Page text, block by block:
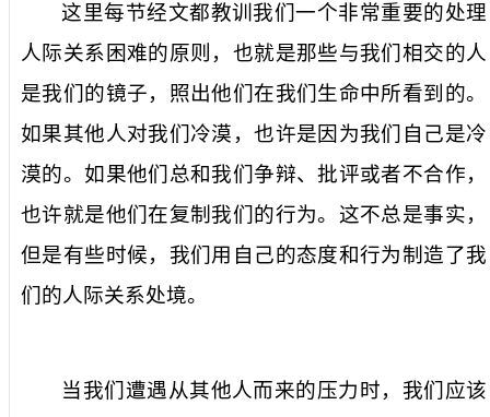
这里每节经文都教训我们一个非常重要的处理
人际关系困难的原则，也就是那些与我们相交的人
是我们的镜子，照出他们在我们生命中所看到的。
如果其他人对我们冷漠，也许是因为我们自己是冷
漠的。如果他们总和我们争辩、批评或者不合作，
也许就是他们在复制我们的行为。这不总是事实，
但是有些时候，我们用自己的态度和行为制造了我
们的人际关系处境。
当我们遭遇从其他人而来的压力时，我们应该